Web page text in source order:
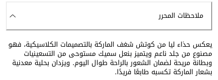
ملاحظات المحرر
يعكس حذاء ليا من كوتش شغف الماركة بالتصميمات الكلاسيكية، فهو
مصنوع من جلد ناعم ويتميز بنعل سميك مستوحى من التسعينيات
وبطانة مريحة لضمان الشعور بالراحة طوال اليوم. ويزدان بحلية معدنية
بشعار الماركة تكسبه طابعًا فريدًا.